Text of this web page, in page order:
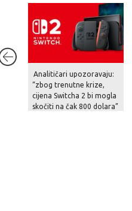
Analitičari upozoravaju:
“zbog trenutne krize,
cijena Switcha 2 bi mogla
skočiti na čak 800 dolara”